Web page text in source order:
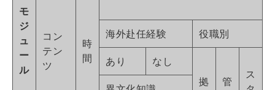
モ
ジ
ュ
ー
ル
コン
テン
ツ
時
間
海外赴任経験 役職別
あり
なし
拠
管
ス